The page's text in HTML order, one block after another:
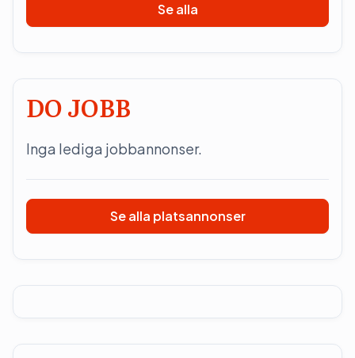
Se alla
DO JOBB
Inga lediga jobbannonser.
Se alla platsannonser